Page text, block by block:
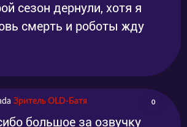
сезон дернули, хотя я
смерть и роботы жду
Зритель OLD-Батя 0
большое за озвучку